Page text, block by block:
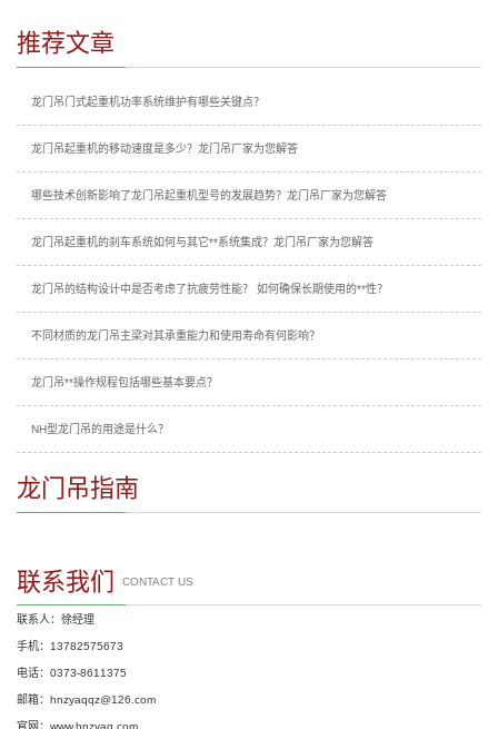
推荐文章
龙门吊门式起重机功率系统维护有哪些关键点？
龙门吊起重机的移动速度是多少？龙门吊厂家为您解答
哪些技术创新影响了龙门吊起重机型号的发展趋势？龙门吊厂家为您解答
龙门吊起重机的刹车系统如何与其它**系统集成？龙门吊厂家为您解答
龙门吊的结构设计中是否考虑了抗疲劳性能？ 如何确保长期使用的**性？
不同材质的龙门吊主梁对其承重能力和使用寿命有何影响？
龙门吊**操作规程包括哪些基本要点？
NH型龙门吊的用途是什么？
龙门吊指南
联系我们 CONTACT US
联系人：徐经理
手机：13782575673
电话：0373-8611375
邮箱：hnzyaqqz@126.com